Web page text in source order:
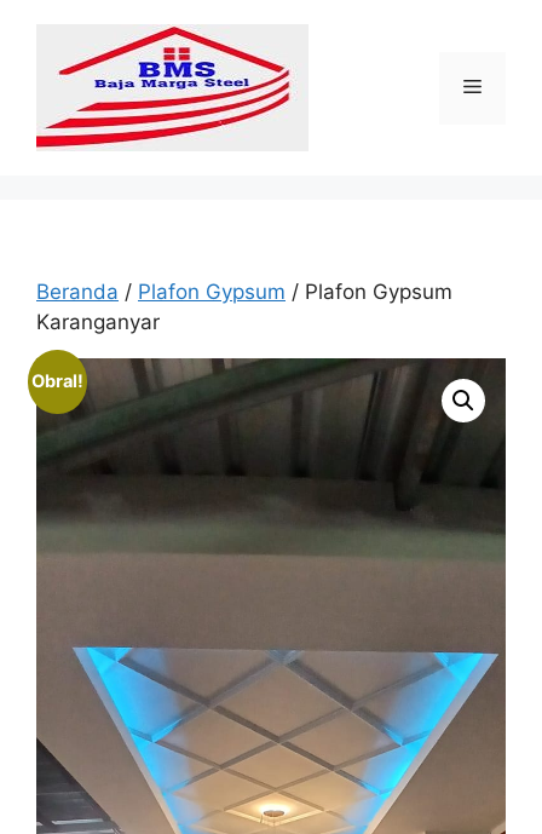
Menu
Beranda / Plafon Gypsum / Plafon Gypsum
Karanganyar
Obral!